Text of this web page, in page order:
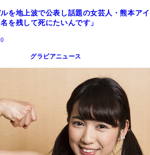
を地上波で公表し話題の女芸人・熊本アイ
を残して死にたいんです」
グラビアニュース